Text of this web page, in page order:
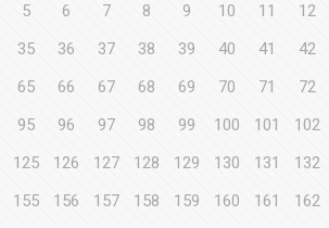
5 6 7 8 9 10 11 12
35 36 37 38 39 40 41 42
65 66 67 68 69 70 71 72
95 96 97 98 99 100 101 102
125 126 127 128 129 130 131 132
155 156 157 158 159 160 161 162